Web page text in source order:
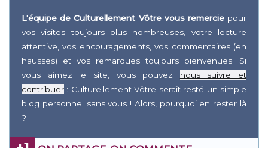
L'équipe de Culturellement Vôtre vous remerciepour
vos visites toujours plus nombreuses, votre lecture
attentive, vos encouragements, vos commentaires (en
hausses) et vos remarques toujours bienvenues. Si
vous aimez le site, vous pouvez nous suivre et
contribuer : Culturellement Vôtre serait resté un simple
blog personnel sans vous ! Alors, pourquoi en rester là
?